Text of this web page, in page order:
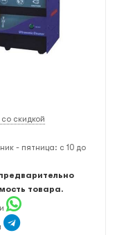
со скидкой
- пятница: с 10 до
товара.